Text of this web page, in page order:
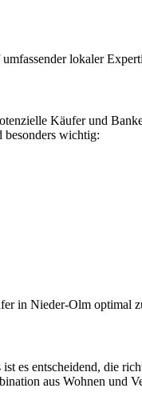
lokaler
Käufer und
besonders wichtig:
in Nieder-Olm optimal
es entscheidend, die
aus Wohnen und